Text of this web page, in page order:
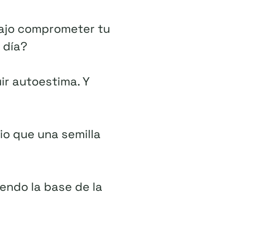
comprometer tu
día?
autoestima. Y
que una semilla
la base de la